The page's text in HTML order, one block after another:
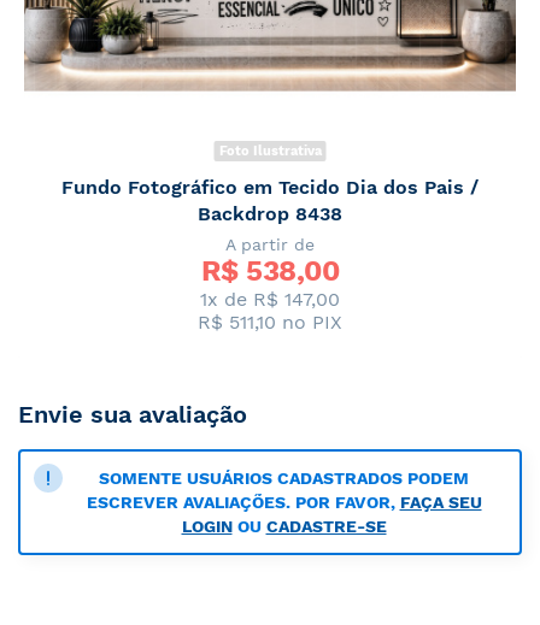
Foto Ilustrativa
Fundo Fotográfico em Tecido Dia dos Pais /
Backdrop 8438
A partir de
R$ 538,00
1x de R$ 147,00
R$ 511,10 no PIX
Envie sua avaliação
SOMENTE USUÁRIOS CADASTRADOS PODEM
ESCREVER AVALIAÇÕES. POR FAVOR, FAÇA SEU
LOGINOU CADASTRE-SE